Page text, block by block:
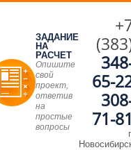
ЗАДАНИЕ
НА
РАСЧЕТ
Опишите
свой
проект,
ответив
на
простые
вопросы
65-
71-